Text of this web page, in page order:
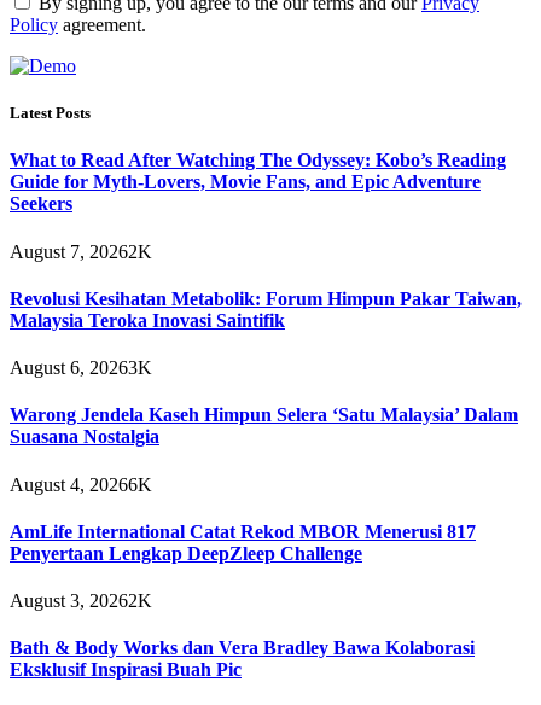
Policy agreement.
Latest Posts
What to Read After Watching The Odyssey: Kobo’s Reading
Guide for Myth-Lovers, Movie Fans, and Epic Adventure
Seekers
August 7, 20262K
Revolusi Kesihatan Metabolik: Forum Himpun Pakar Taiwan,
Malaysia Teroka Inovasi Saintifik
August 6, 20263K
Warong Jendela Kaseh Himpun Selera ‘Satu Malaysia’ Dalam
Suasana Nostalgia
August 4, 20266K
AmLife International Catat Rekod MBOR Menerusi 817
Penyertaan Lengkap DeepZleep Challenge
August 3, 20262K
Bath & Body Works dan Vera Bradley Bawa Kolaborasi
Eksklusif Inspirasi Buah Pic